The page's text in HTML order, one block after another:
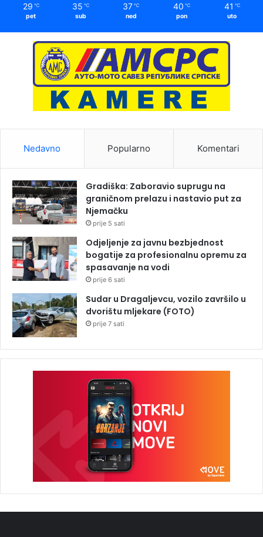
29 ℃
pet
35 ℃
sub
37 ℃
ned
40 ℃
pon
41 ℃
uto
Nedavno Popularno Komentari
Gradiška: Zaboravio suprugu na
graničnom prelazu i nastavio put za
Njemačku
prije 5 sati
Odjeljenje za javnu bezbjednost
bogatije za profesionalnu opremu za
spasavanje na vodi
prije 6 sati
Sudar u Dragaljevcu, vozilo završilo u
dvorištu mljekare (FOTO)
prije 7 sati